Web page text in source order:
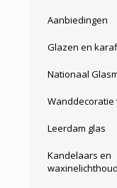
Aanbiedingen
Glazen en
Nationaal
Wanddecoratie
Leerdam glas
Kandelaars en